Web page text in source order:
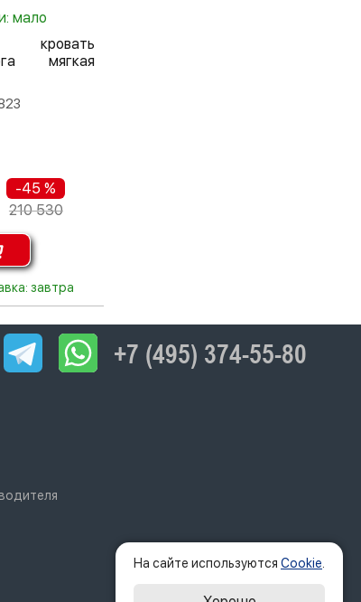
мало
кровать
мягкая
-45 %
210 530
завтра
+7 (495) 374-55-80
На сайте используются Cookie